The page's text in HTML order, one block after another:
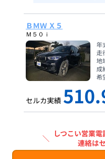
ＢＭＷ Ｘ５
Ｍ５０ｉ
年
走
地
成
希
セルカ実績
＼ しつこい営業電
連絡は